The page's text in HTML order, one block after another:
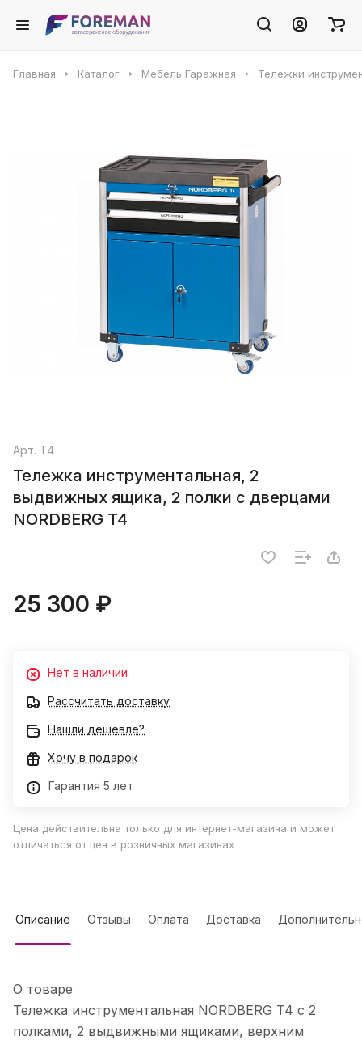
Главная Каталог Мебель Гаражная Тележки
Арт. T4
Тележка инструментальная, 2
выдвижных ящика, 2 полки с дверцами
NORDBERG T4
25 300 ₽
Нет в наличии
Рассчитать доставку
Нашли дешевле?
Хочу в подарок
Гарантия 5 лет
Цена действительна только для интернет-магазина и может
отличаться от цен в розничных магазинах
Описание Отзывы Оплата Доставка
О товаре
Тележка инструментальная NORDBERG T4 с 2
полками, 2 выдвижными ящиками, верхним